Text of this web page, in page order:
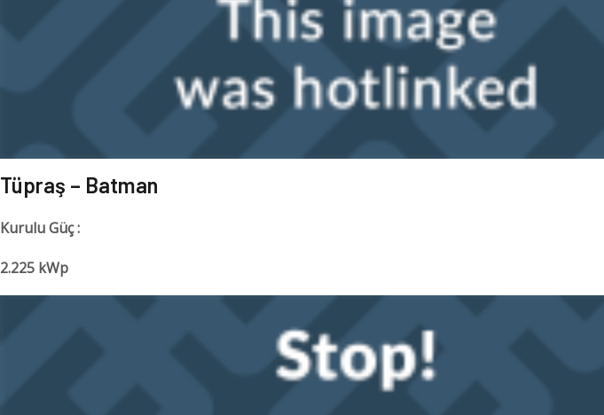
Tüpraş – Batman
Kurulu Güç :
2.225 kWp